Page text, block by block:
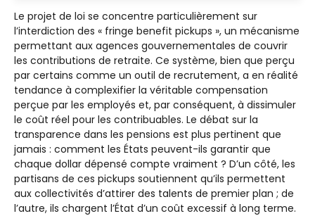
Le projet de loi se concentre particulièrement sur
l’interdiction des « fringe benefit pickups », un mécanisme
permettant aux agences gouvernementales de couvrir
les contributions de retraite. Ce système, bien que perçu
par certains comme un outil de recrutement, a en réalité
tendance à complexifier la véritable compensation
perçue par les employés et, par conséquent, à dissimuler
le coût réel pour les contribuables. Le débat sur la
transparence dans les pensions est plus pertinent que
jamais : comment les États peuvent-ils garantir que
chaque dollar dépensé compte vraiment ? D’un côté, les
partisans de ces pickups soutiennent qu’ils permettent
aux collectivités d’attirer des talents de premier plan ; de
l’autre, ils chargent l’État d’un coût excessif à long terme.